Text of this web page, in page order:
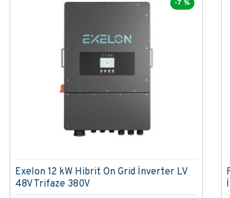
-7 %
Exelon 12 kW Hibrit On Grid İnverter LV
48V Trifaze 380V